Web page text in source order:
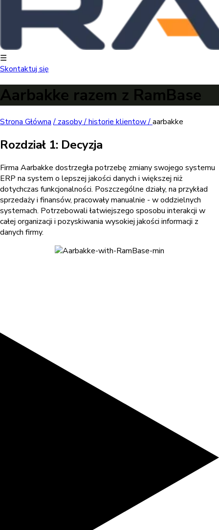
☰
Skontaktuj się
Aarbakke razem z RamBase
Strona Główna / zasoby /historie klientow /aarbakke
Rozdział 1: Decyzja
Firma Aarbakke dostrzegła potrzebę zmiany swojego systemu
ERP na system o lepszej jakości danych i większej niż
dotychczas funkcjonalności. Poszczególne działy, na przykład
sprzedaży i finansów, pracowały manualnie - w oddzielnych
systemach. Potrzebowali łatwiejszego sposobu interakcji w
całej organizacji i pozyskiwania wysokiej jakości informacji z
danych firmy.